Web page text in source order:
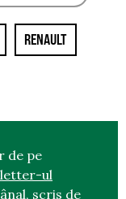
RENAULT
de pe
ul
scris de